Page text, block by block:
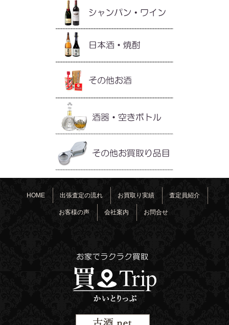
HOME 出張査定の流れ お買取り実績 査定員紹介
お客様の声 会社案内 お問合せ